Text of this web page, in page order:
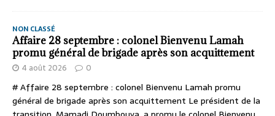
NON CLASSÉ
Affaire 28 septembre : colonel Bienvenu Lamah
promu général de brigade après son acquittement
4 août 2026 0
# Affaire 28 septembre : colonel Bienvenu Lamah promu
général de brigade après son acquittement Le président de la